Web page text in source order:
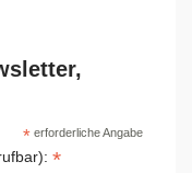
*erforderliche Angabe
*